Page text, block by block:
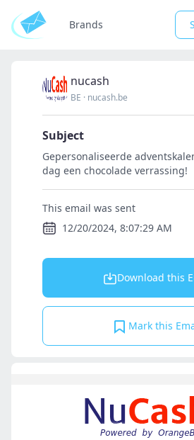
Brands
nucash
BE · nucash.be
Subject
Gepersonaliseerde
dag een chocolade verrassing!
This email was sent
12/20/2024, 8:07:29 AM
Download this
Mark this